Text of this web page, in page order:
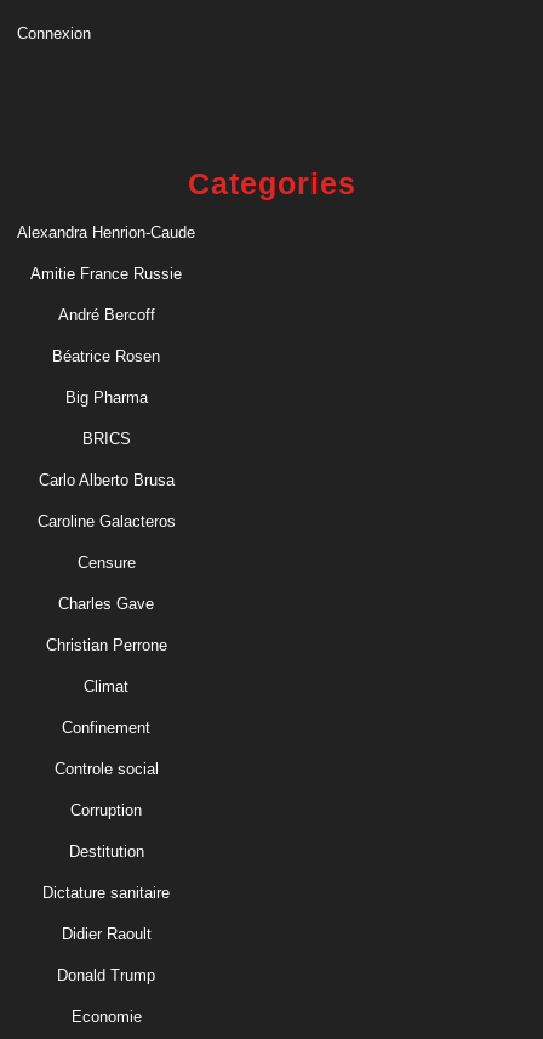
Connexion
Categories
Alexandra Henrion-Caude
Amitie France Russie
André Bercoff
Béatrice Rosen
Big Pharma
BRICS
Carlo Alberto Brusa
Caroline Galacteros
Censure
Charles Gave
Christian Perrone
Climat
Confinement
Controle social
Corruption
Destitution
Dictature sanitaire
Didier Raoult
Donald Trump
Economie